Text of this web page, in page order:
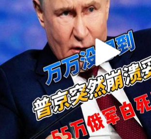
泸溪河：桃酥吃出金属牙冠视频不实
女子开一天一夜空调后二氧化碳中毒
男子结婚8年3个女儿均非亲生
“空调24小时开着更省电”不实
“不建议大家买深色蛋糕”
台风白海豚逼近 暴雨大暴雨来袭
谁是宇树科技背后赢家